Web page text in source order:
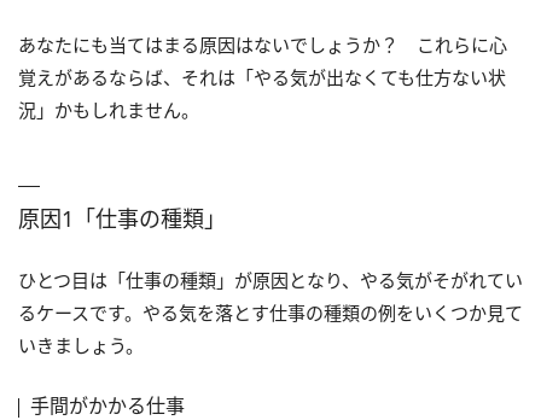
あなたにも当てはまる原因はないでしょうか？ これらに心
覚えがあるならば、それは「やる気が出なくても仕方ない状
況」かもしれません。
原因1「仕事の種類」
ひとつ目は「仕事の種類」が原因となり、やる気がそがれてい
るケースです。やる気を落とす仕事の種類の例をいくつか見て
いきましょう。
手間がかかる仕事